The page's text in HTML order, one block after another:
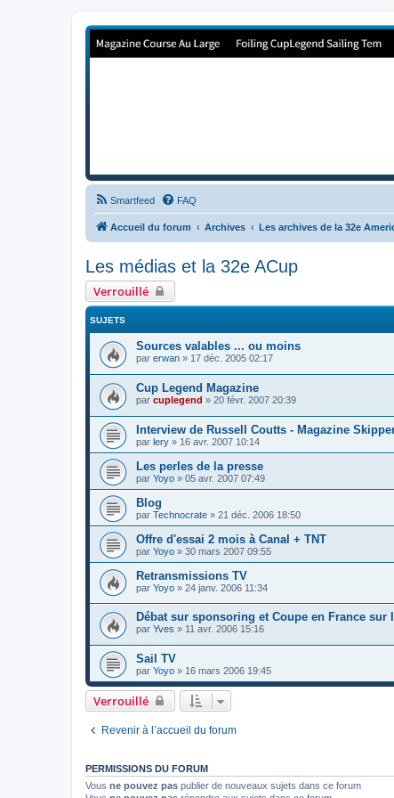
Forum de Cup In Europe
Smartfeed FAQ
Accueil du forum Archives Les archives de la 32e
Les médias et la 32e ACup
Verrouillé
SUJETS
Sources valables ... ou moins
par erwan » 17 déc. 2005 02:17
Cup Legend Magazine
par cuplegend » 20 févr. 2007 20:39
Interview de Russell Coutts - Magazine
par lery » 16 avr. 2007 10:14
Les perles de la presse
par Yoyo » 05 avr. 2007 07:49
Blog
par Technocrate » 21 déc. 2006 18:50
Offre d'essai 2 mois à Canal + TNT
par Yoyo » 30 mars 2007 09:55
Retransmissions TV
par Yoyo » 24 janv. 2006 11:34
Débat sur sponsoring et Coupe en France sur
par Yves » 11 avr. 2006 15:16
Sail TV
par Yoyo » 16 mars 2006 19:45
Verrouillé
Revenir à l’accueil du forum
PERMISSIONS DU FORUM
Vous ne pouvez pas publier de nouveaux sujets dans ce forum